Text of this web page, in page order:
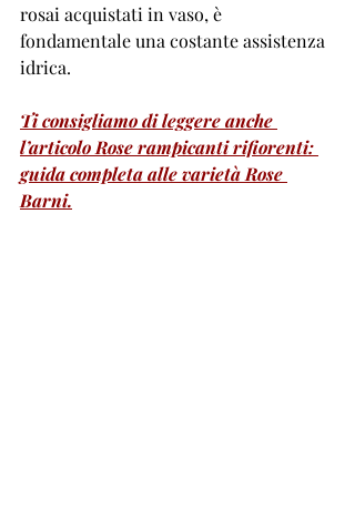
rosai acquistati in vaso, è
fondamentale una costante assistenza
idrica.
Ti consigliamo di leggere anche
l’articolo Rose rampicanti rifiorenti:
guida completa alle varietà Rose
Barni.